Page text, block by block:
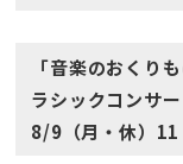
「音楽のおくり
ラシックコンサ
8/9（月・休）